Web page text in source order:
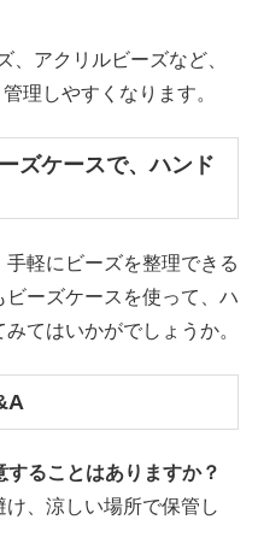
、アクリルビーズなど、
理しやすくなります。
ズケースで、ハンド
軽にビーズを整理できる
ーズケースを使って、ハ
てはいかがでしょうか。
ることはありますか？
、涼しい場所で保管し